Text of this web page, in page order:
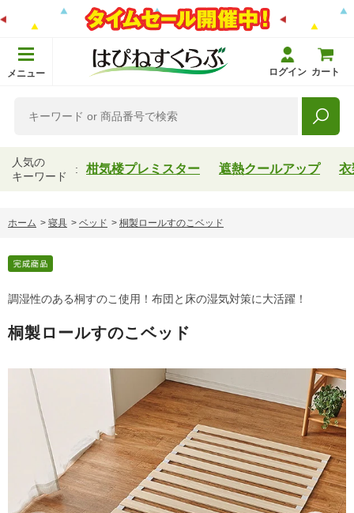
メニュー ログイン カート
人気の
キーワード
柑気楼プレミスター 遮熱クールアップ 衣
ホーム > 寝具 > ベッド > 桐製ロールすのこベッド
調湿性のある桐すのこ使用！布団と床の湿気対策に大活躍！
桐製ロールすのこベッド